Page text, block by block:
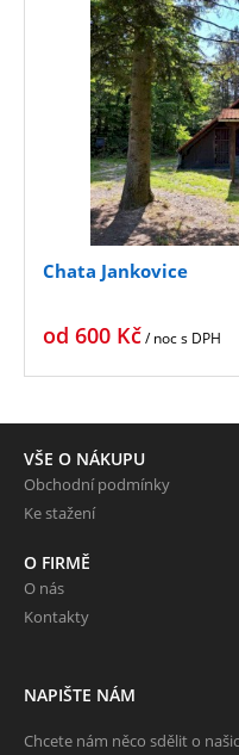
Chata Jankovice
od 600 Kč/ nocs DPH
VŠE O NÁKUPU
Obchodní podmínky
Ke stažení
O FIRMĚ
O nás
Kontakty
NAPIŠTE NÁM
Chcete nám něco sdělit o